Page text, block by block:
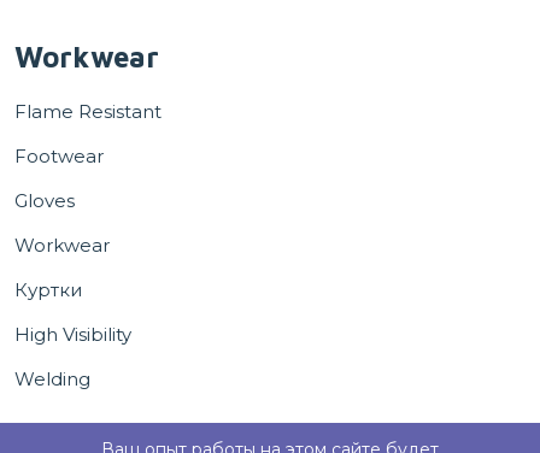
Workwear
Flame Resistant
Footwear
Gloves
Workwear
Куртки
High Visibility
Welding